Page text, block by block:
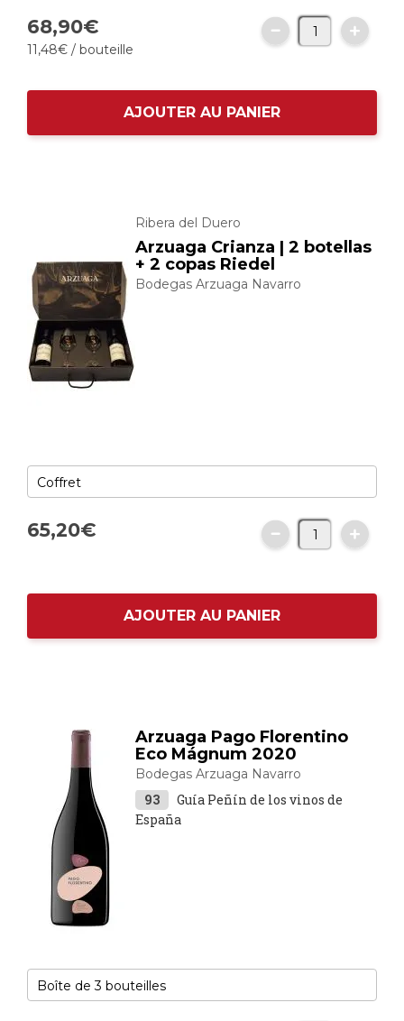
68,90€
11,48€ / bouteille
AJOUTER AU PANIER
Ribera del Duero
Arzuaga Crianza | 2 botellas
+ 2 copas Riedel
Bodegas Arzuaga Navarro
65,20€
AJOUTER AU PANIER
Arzuaga Pago Florentino
Eco Mágnum 2020
Bodegas Arzuaga Navarro
93
Guía Peñín de los vinos de
España